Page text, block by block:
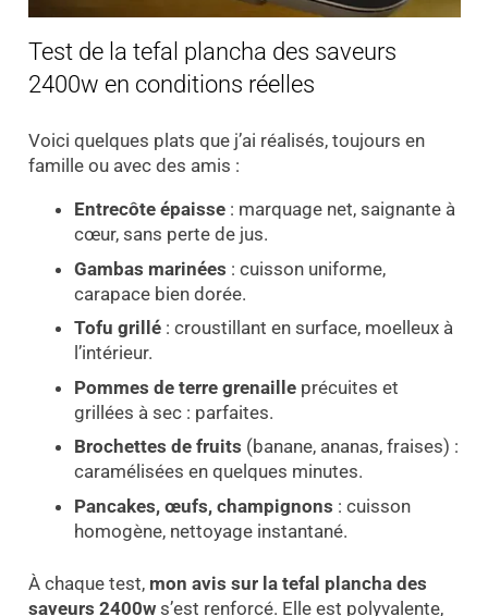
Test de la tefal plancha des saveurs
2400w en conditions réelles
Voici quelques plats que j’ai réalisés, toujours en
famille ou avec des amis :
Entrecôte épaisse : marquage net, saignante à
cœur, sans perte de jus.
Gambas marinées : cuisson uniforme,
carapace bien dorée.
Tofu grillé : croustillant en surface, moelleux à
l’intérieur.
Pommes de terre grenaille précuites et
grillées à sec : parfaites.
Brochettes de fruits (banane, ananas, fraises) :
caramélisées en quelques minutes.
Pancakes, œufs, champignons : cuisson
homogène, nettoyage instantané.
À chaque test, mon avis sur la tefal plancha des
saveurs 2400ws’est renforcé. Elle est polyvalente,